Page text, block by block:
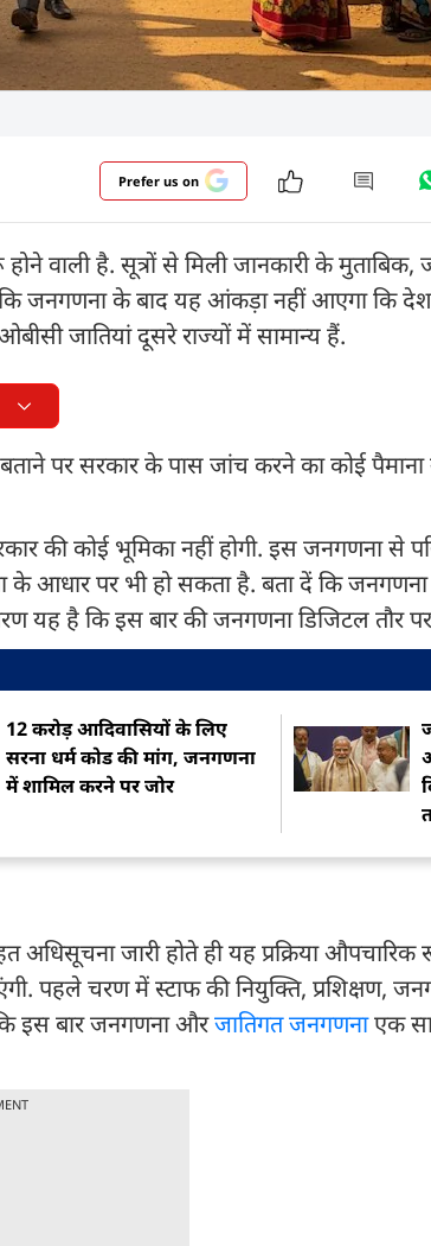
Prefer us on
वाली है. सूत्रों से मिली जानकारी के
कि जनगणना के बाद यह आंकड़ा नहीं आएगा कि
जातियां दूसरे राज्यों में सामान्य हैं.
पर सरकार के पास जांच करने का कोई पैमाना
की कोई भूमिका नहीं होगी. इस जनगणना से
आधार पर भी हो सकता है. बता दें कि जनगणना
है कि इस बार की जनगणना डिजिटल तौर पर
12 करोड़ आदिवासियों के लिए
सरना धर्म कोड की मांग, जनगणना
में शामिल करने पर जोर
जारी होते ही यह प्रक्रिया
पहले चरण में स्टाफ की नियुक्ति, प्रशिक्षण,
इस बार जनगणना औरजातिगत जनगणनाएक